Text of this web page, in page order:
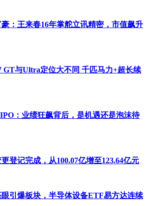
力关注中科院团队提出的新型溶液制冷
续跟踪相关研究进展。但业内人士指
大规模商业化应用仍存在不确定性，短
制冷市场的主流技术路线。
中心制冷市场目前由两类企业主导。一
、申菱环境等专业温控厂商，它们在精
江森自控约克、开利等外资品牌，以及
央空调企业。后者虽在制冷主机制造、
目运维方面具备优势，但在数据中心专
力上，仍需与专业厂商展开激烈竞争。
，但挑战同样显著。高算力场景下的技
的关键因素。短期来看，数据中心业务
滑“缓冲器”的角色，而非决定性替代方
言，能否在液冷等高门槛技术领域建立
：王来春16年掌舵立讯精密，市值飙升
GT与Ultra定位大不同 千匹马力+超长续
：业绩狂飙背后，是机遇还是泡沫待
登记完成，从100.07亿增至123.64亿元
引爆板块，半导体设备ETF易方达连续